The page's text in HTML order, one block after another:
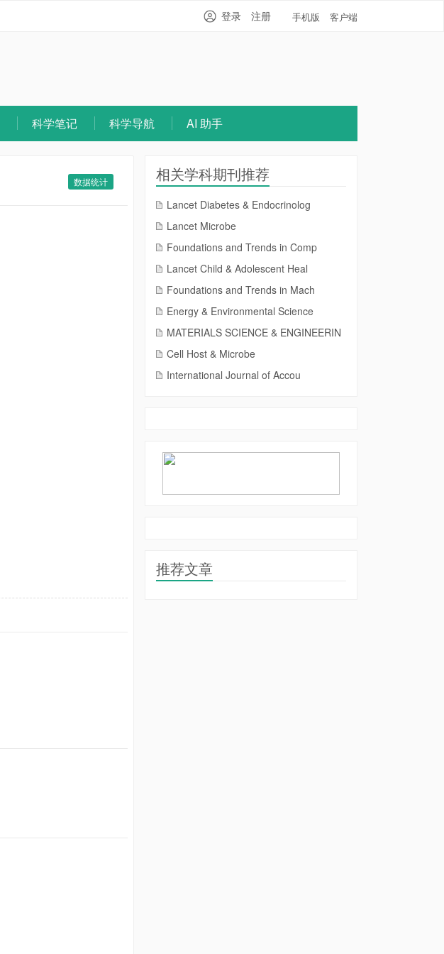
手机版 客户端
登录 注册
科学笔记 科学导航 AI 助手
数据统计 相关学科期刊推荐
Lancet Diabetes & Endocrinolog
Lancet Microbe
Foundations and Trends in Comp
Lancet Child & Adolescent Heal
Foundations and Trends in Mach
Energy & Environmental Science
MATERIALS SCIENCE & ENGINEERIN
Cell Host & Microbe
International Journal of Accou
推荐文章